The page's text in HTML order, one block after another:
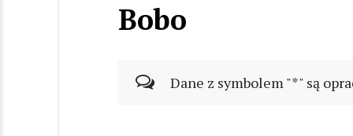
Bobo
Dane z symbolem "*" są